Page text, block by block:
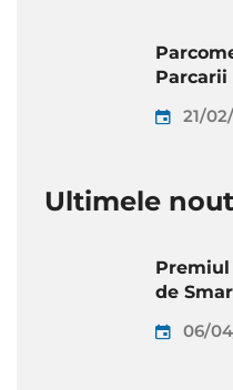
Parcarii
21/
Ultimele
Premiul
de
06/